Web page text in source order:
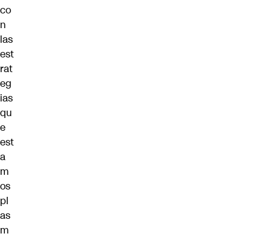
co
n
las
est
rat
eg
ias
qu
e
est
a
m
os
pl
as
m